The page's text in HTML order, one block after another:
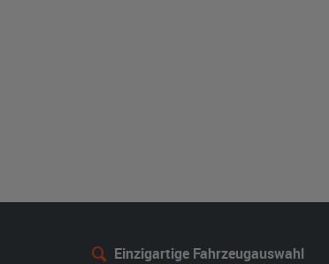
Einzigartige Fahrzeugauswahl